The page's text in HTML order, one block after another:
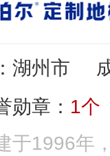
湖州市
勋章： 1个
于1996年